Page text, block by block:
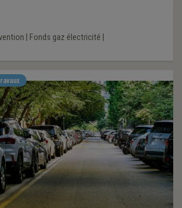
Fonds gaz électricité